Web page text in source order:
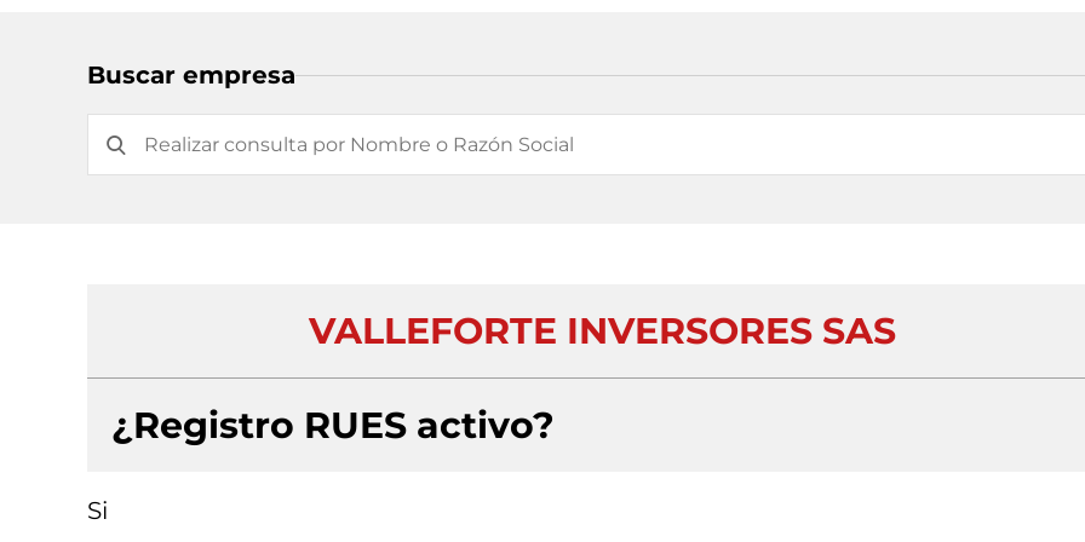
Buscar empresa
VALLEFORTE INVERSORES SAS
¿Registro RUES activo?
Si